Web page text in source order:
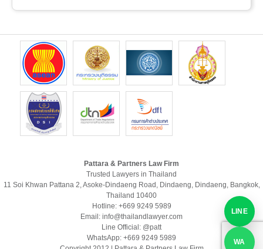
Pattara & Partners Law Firm
Trusted Lawyers in Thailand
11 Soi Khwan Pattana 2, Asoke-Dindaeng Road, Dindaeng, Dindaeng, Bangkok,
Thailand 10400
Hotline: +669 9249 5989
Email: info@thailandlawyer.com
Line Official: @patt
WhatsApp: +669 9249 5989
LINE
WA